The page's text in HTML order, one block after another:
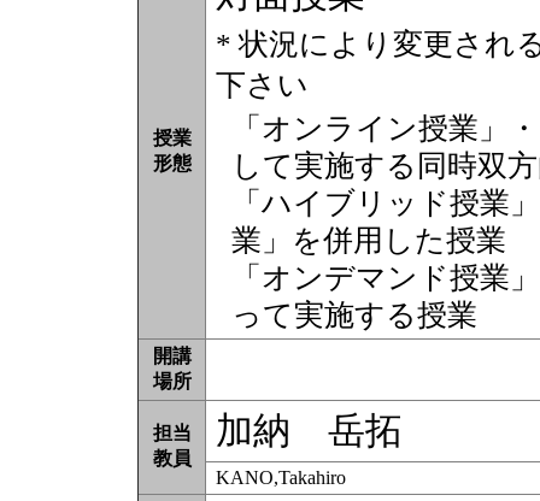
授業
形態
* 状況により変更され
下さい
「オンライン授業」
して実施する同時双
「ハイブリッド授業
業」を併用した授業
「オンデマンド授業
って実施する授業
開講
場所
担当
教員
加納 岳拓
KANO,Takahiro